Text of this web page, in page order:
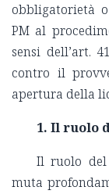
obbligatorietà
PM al
sensi dell’art.
contro il
apertura della
1. Il ruolo
Il ruolo
muta